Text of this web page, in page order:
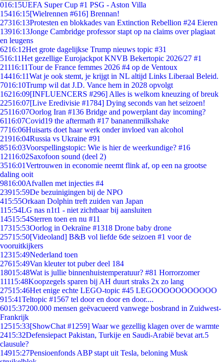
016:15UEFA Super Cup #1 PSG - Aston Villa
15416:15[Wielrennen #616] Brennan!
27316:13Protesten en blokkades van Extinction Rebellion #24 Eieren
13916:13Jonge Cambridge professor stapt op na claims over plagiaat
en leugens
6216:12Het grote dagelijkse Trump nieuws topic #31
516:11Het gezellige Eurojackpot KNVB Bekertopic 2026/27 #1
21116:11Tour de France femmes 2026 #4 op de Ventoux
14416:11Wat je ook stemt, je krijgt in NL altijd Links Liberaal Beleid.
7016:10Trump wil dat J.D. Vance hem in 2028 opvolgt
16216:09[INFLUENCERS #296] Alles is welkom kneuzing of breuk
22516:07[Live Eredivisie #1784] Dying seconds van het seizoen!
25116:07Oorlog Iran #136 Bridge and powerplant day incoming?
6116:07Covid19 the aftermath #17 bananenmilkshake
7716:06Huisarts doet haar werk onder invloed van alcohol
21916:04Russia vs Ukraine #91
8516:03Voorspellingstopic: Wie is hier de weerkundige? #16
12116:02Saxofoon sound (deel 2)
3516:01Vertrouwen in economie neemt flink af, op een na grootse
daling ooit
9816:00Afvallen met injecties #4
23915:59De bezuinigingen bij de NPO
415:55Orkaan Dolphin treft zuiden van Japan
115:54LG nas n1t1 - niet zichtbaar bij aansluiten
14515:54Sterren toen en nu #11
17315:53Oorlog in Oekraïne #1318 Drone baby drone
25715:50[Videoland] B&B vol liefde 6de seizoen #1 voor de
vooruitkijkers
12315:49Nederland toen
27615:49Van kleuter tot puber deel 184
18015:48Wat is jullie binnenhuistemperatuur? #81 Horrorzomer
11115:48Koopzegels sparen bij AH duurt straks 2x zo lang
27515:46Het enige echte LEGO-topic #45 LEGOOOOOOOOOOO
915:41Teltopic #1567 tel door en door en door....
6015:37200.000 mensen geëvacueerd vanwege bosbrand in Zuidwest-
Frankrijk
12515:33[ShowChat #1259] Waar we gezellig klagen over de warmte
2415:32Defensiepact Pakistan, Turkije en Saudi-Arabië bevat art.5
clausule?
14915:27Pensioenfonds ABP stapt uit Tesla, beloning Musk